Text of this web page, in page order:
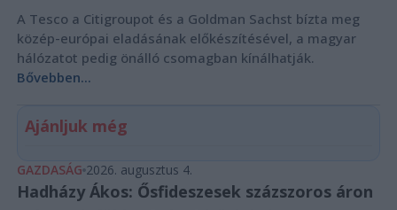
A Tesco a Citigroupot és a Goldman Sachst bízta meg
közép-európai eladásának előkészítésével, a magyar
hálózatot pedig önálló csomagban kínálhatják.
Bővebben...
Ajánljuk még
GAZDASÁG 2026. augusztus 4.
Hadházy Ákos: Ősfideszesek százszoros áron